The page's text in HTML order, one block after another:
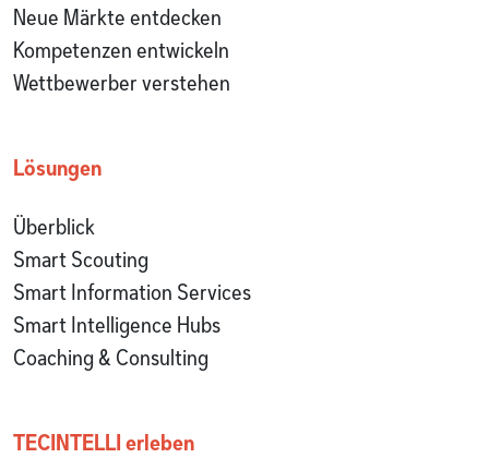
Neue Märkte entdecken
Kompetenzen entwickeln
Wettbewerber verstehen
Lösungen
Überblick
Smart Scouting
Smart Information Services
Smart Intelligence Hubs
Coaching & Consulting
TECINTELLI erleben